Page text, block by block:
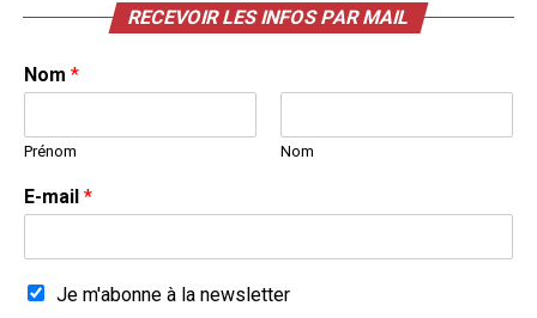
RECEVOIR LES INFOS PAR MAIL
Nom *
Prénom Nom
E-mail *
Je m'abonne à la newsletter